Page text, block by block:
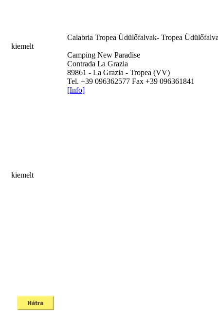
kiemelt
kiemelt
Calabria Tropea Üdülőfalvak- Tropea
Camping New Paradise
Contrada La Grazia
89861 - La Grazia - Tropea (VV)
Tel. +39 096362577 Fax +39 096361841
[Info]